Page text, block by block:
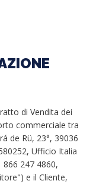
di Vendita dei
commerciale tra
de Rü, 23°, 39036
Ufficio Italia
247 4860,
e il Cliente,